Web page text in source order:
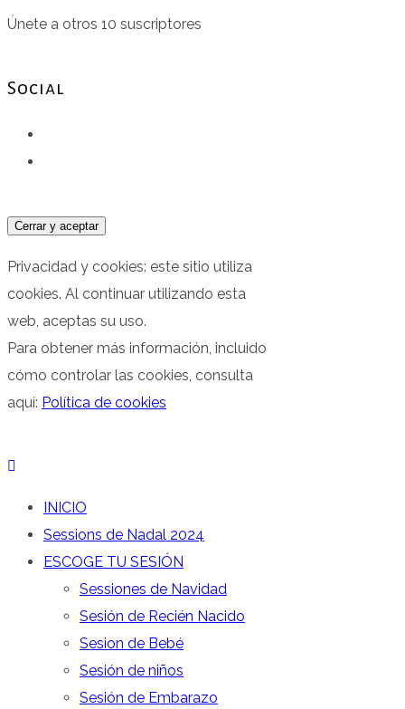
Únete a otros 10 suscriptores
Social
Privacidad y cookies: este sitio utiliza
cookies. Al continuar utilizando esta
web, aceptas su uso.
Para obtener más información, incluido
cómo controlar las cookies, consulta
aquí: Política de cookies
INICIO
Sessions de Nadal 2024
ESCOGE TU SESIÓN
Sessiones de Navidad
Sesión de Recién Nacido
Sesion de Bebé
Sesión de niños
Sesión de Embarazo